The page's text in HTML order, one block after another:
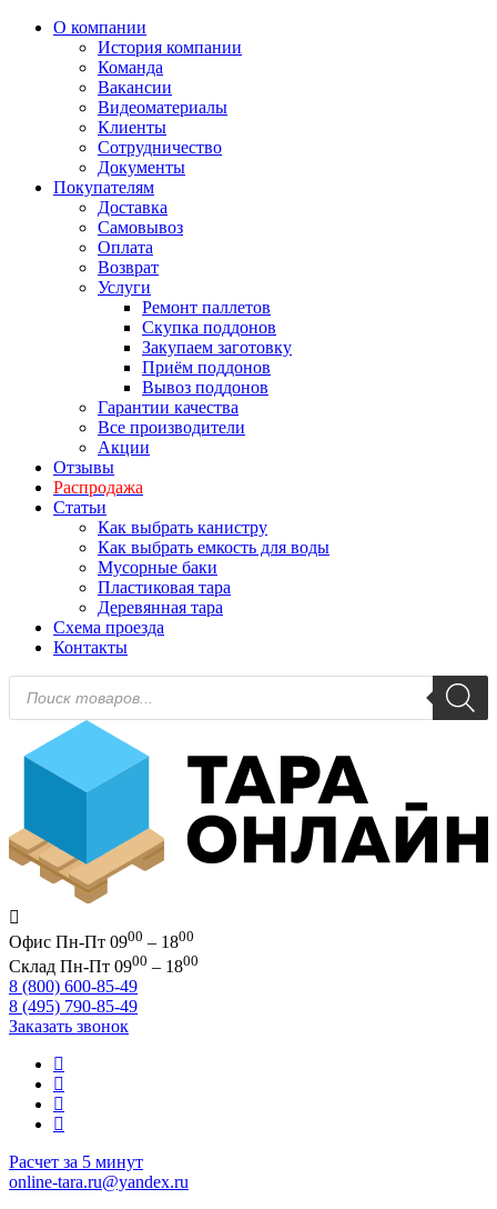
О компании
История компании
Команда
Вакансии
Видеоматериалы
Клиенты
Сотрудничество
Документы
Покупателям
Доставка
Самовывоз
Оплата
Возврат
Услуги
Ремонт паллетов
Скупка поддонов
Закупаем заготовку
Приём поддонов
Вывоз поддонов
Гарантии качества
Все производители
Акции
Отзывы
Распродажа
Статьи
Как выбрать канистру
Как выбрать емкость для воды
Мусорные баки
Пластиковая тара
Деревянная тара
Схема проезда
Контакты
Поиск
товаров
Офис Пн-Пт 0900 – 1800
Склад Пн-Пт 0900 – 1800
8 (800) 600-85-49
8 (495) 790-85-49
Заказать звонок
Расчет за 5 минут
online-tara.ru@yandex.ru